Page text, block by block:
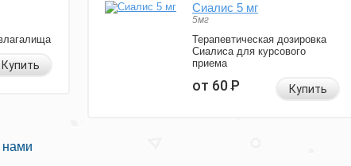
Купить
Сиалис 5 мг
5мг
Терапевтическая дозировка
Сиалиса для курсового
приема
от 60Р Купить
нами